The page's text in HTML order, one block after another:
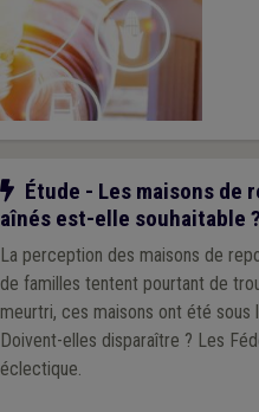
Notre action
Étude - Les maisons
aînés est-elle souhaitable ?
La perception des maisons de
de familles tentent pourtant de
meurtri, ces maisons ont été sous
Doivent-elles disparaître ? Les
éclectique.